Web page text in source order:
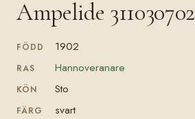
Ampelide 311030702
FÖDD 1902
RAS Hannoveranare
KÖN Sto
FÄRG svart